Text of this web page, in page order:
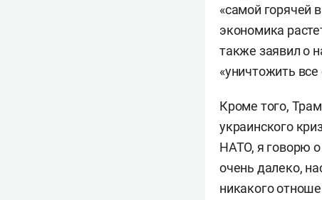
«самой горячей
экономика
также заявил о
«уничтожить
Кроме того,
украинского
НАТО, я говорю
очень далеко,
никакого